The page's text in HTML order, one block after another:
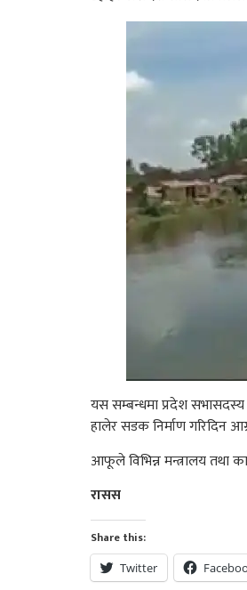
यस सम्बन्धमा प्रदेश
हालेर सडक निर्माण गरिदिन
आफूले विभिन्न मन्त्रालय तथा
रासस
Share this:
Twitter